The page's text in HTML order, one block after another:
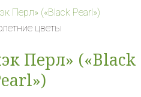
цветы
Перл» («Black